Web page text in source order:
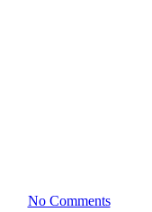
No Comments